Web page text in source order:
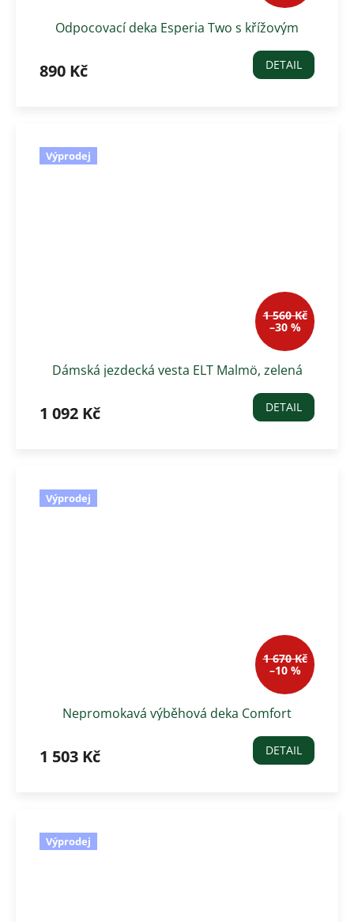
Odpocovací deka Esperia Two s křížovým
890 Kč DETAIL
Výprodej
1 560 Kč
–30 %
Dámská jezdecká vesta ELT Malmö, zelená
1 092 Kč DETAIL
Výprodej
1 670 Kč
–10 %
Nepromokavá výběhová deka Comfort
1 503 Kč DETAIL
Výprodej